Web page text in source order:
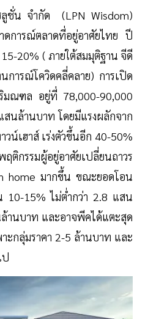
ชั่น จำกัด (LPN Wisdom)
การณ์ตลาดที่อยู่อาศัยไทย ปี
20% ( ภายใต้สมมุติฐาน จีดี
การณ์โควิดคลี่คลาย) การเปิด
มณฑล อยู่ที่ 78,000-90,000
นล้านบาท โดยมีแรงผลักจาก
น์เฮาส์ เร่งตัวขึ้นอีก 40-50%
ติกรรมผู้อยู่อาศัยเปลี่ยนถาวร
home มากขึ้น ขณะยอดโอน
10-15% ไม่ต่ำกว่า 2.8 แสน
านบาท และอาจพีคได้แตะสุด
ะกลุ่มราคา 2-5 ล้านบาท และ
ป